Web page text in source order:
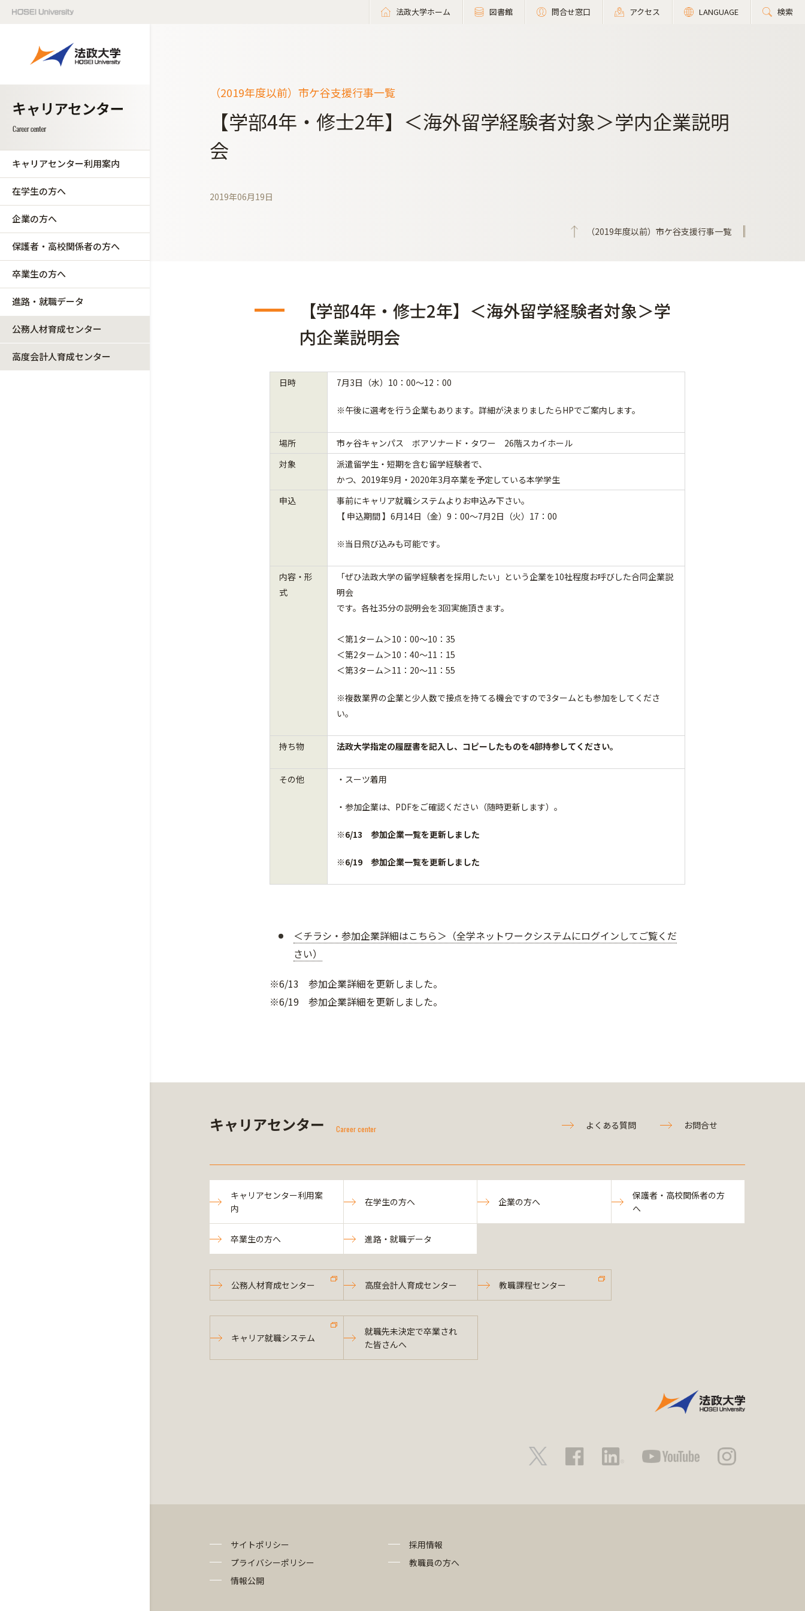
法政大学ホーム 図書館 問合せ窓口 アクセス LANGUAGE 検索
キャリアセンター利用案内
在学生の方へ
企業の方へ
保護者・高校関係者の方へ
卒業生の方へ
進路・就職データ
公務人材育成センター
高度会計人育成センター
（2019年度以前）市ケ谷支援行事一覧
【学部4年・修士2年】＜海外留学経験者対象＞学内企業説明
会
2019年06月19日
（2019年度以前）市ケ谷支援行事一覧
【学部4年・修士2年】＜海外留学経験者対象＞学
内企業説明会
日時 7月3日（水）10：00～12：00
※午後に選考を行う企業もあります。詳細が決まりましたらHPでご案内します。
場所
市ヶ谷キャンパス ボアソナード・タワー 26階スカイホール
対象
派遣留学生・短期を含む留学経験者で、
かつ、2019年9月・2020年3月卒業を予定している本学学生
申込
事前にキャリア就職システムよりお申込み下さい。
【 申込期間 】6月14日（金）9：00～7月2日（火）17：00
※当日飛び込みも可能です。
内容・形
式
「ぜひ法政大学の留学経験者を採用したい」という企業を10社程度お呼びした合同企業説
明会
です。各社35分の説明会を3回実施頂きます。
＜第1ターム＞10：00～10：35
＜第2ターム＞10：40～11：15
＜第3ターム＞11：20～11：55
※複数業界の企業と少人数で接点を持てる機会ですので3タームとも参加をしてくださ
い。
持ち物 法政大学指定の履歴書を記入し、コピーしたものを4部持参してください。
その他 ・スーツ着用
・参加企業は、PDFをご確認ください（随時更新します）。
※6/13 参加企業一覧を更新しました
※6/19 参加企業一覧を更新しました
＜チラシ・参加企業詳細はこちら＞（全学ネットワークシステムにログインしてご覧くだ
さい）
※6/13 参加企業詳細を更新しました。
※6/19 参加企業詳細を更新しました。
キャリアセンター Career center よくある質問 お問合せ
キャリアセンター利用案
内
在学生の方へ 企業の方へ
保護者・高校関係者の方
へ
卒業生の方へ 進路・就職データ
公務人材育成センター 高度会計人育成センター 教職課程センター
キャリア就職システム
就職先未決定で卒業され
た皆さんへ
サイトポリシー
プライバシーポリシー
情報公開
採用情報
教職員の方へ